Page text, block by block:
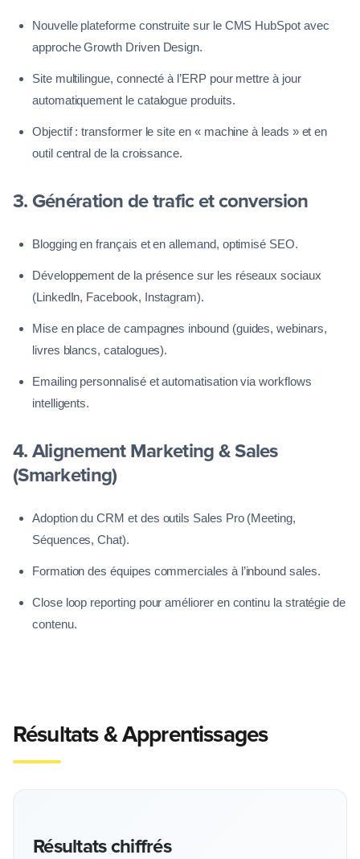
Nouvelle plateforme construite sur le CMS HubSpot avec
approche Growth Driven Design.
Site multilingue, connecté à l’ERP pour mettre à jour
automatiquement le catalogue produits.
Objectif : transformer le site en « machine à leads » et en
outil central de la croissance.
3. Génération de trafic et conversion
Blogging en français et en allemand, optimisé SEO.
Développement de la présence sur les réseaux sociaux
(LinkedIn, Facebook, Instagram).
Mise en place de campagnes inbound (guides, webinars,
livres blancs, catalogues).
Emailing personnalisé et automatisation via workflows
intelligents.
4. Alignement Marketing & Sales
(Smarketing)
Adoption du CRM et des outils Sales Pro (Meeting,
Séquences, Chat).
Formation des équipes commerciales à l’inbound sales.
Close loop reporting pour améliorer en continu la stratégie de
contenu.
Résultats & Apprentissages
Résultats chiffrés